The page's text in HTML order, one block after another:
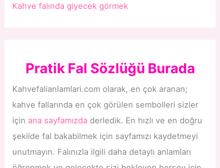
Kahve falında giyecek görmek
Pratik Fal Sözlüğü Burada
Kahvefalianlamlari.com olarak, en çok aranan;
kahve fallarında en çok görülen sembolleri sizler
için ana sayfamızda derledik. En hızlı ve en doğru
şekilde fal bakabilmek için sayfamızı kaydetmeyi
unutmayın. Falınızla ilgili daha detaylı anlamları